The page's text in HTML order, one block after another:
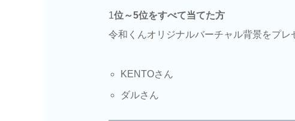
1位～5位をすべて当てた方
令和くんオリジナルバーチャル背景をプ
KENTOさん
ダルさん